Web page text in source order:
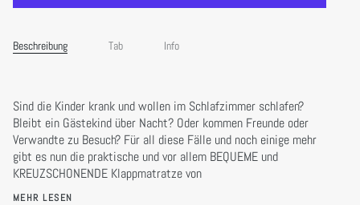
Beschreibung Tab Info
Sind die Kinder krank und wollen im Schlafzimmer schlafen?
Bleibt ein Gästekind über Nacht? Oder kommen Freunde oder
Verwandte zu Besuch? Für all diese Fälle und noch einige mehr
gibt es nun die praktische und vor allem BEQUEME und
KREUZSCHONENDE Klappmatratze von
MEHR LESEN